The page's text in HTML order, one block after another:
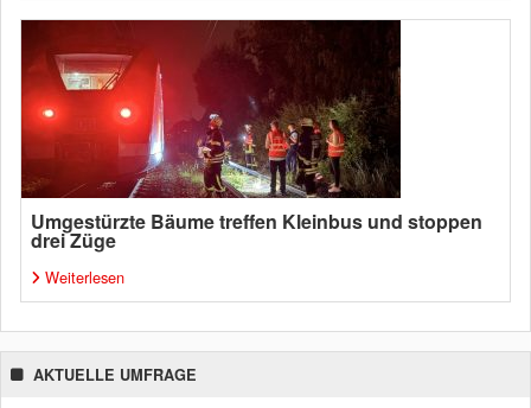
Umgestürzte Bäume treffen Kleinbus und stoppen
drei Züge
Weiterlesen
AKTUELLE UMFRAGE